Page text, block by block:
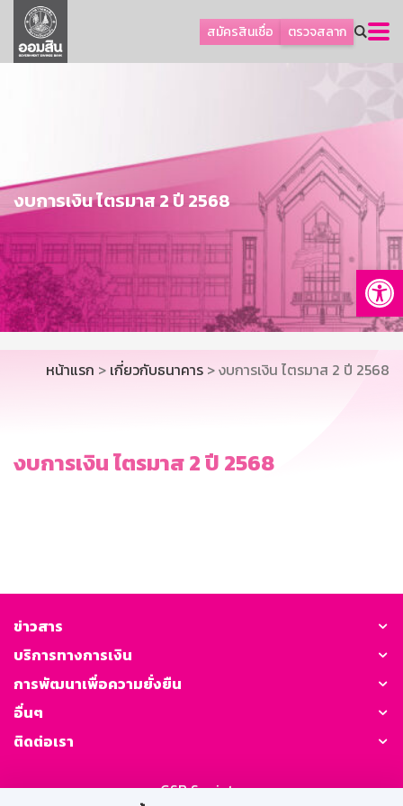
สมัครสินเชื่อ ตรวจสลาก
ลูกค้าธุรกิจ
ลูกค้าผู้ประกอบรายย่อย
การพัฒนาที่ยั่งยืน
ข่าวสาร
บริการทางการเงิน
อื่นๆ
ติดต่อเรา
บริการออนไลน์
TH
EN
งบการเงิน ไตรมาส 2 ปี 2568
หน้าแรก > เกี่ยวกับธนาคาร > งบการเงิน ไตรมาส 2 ปี 2568
งบการเงิน ไตรมาส 2 ปี 2568
ข่าวสาร
บริการทางการเงิน
การพัฒนาเพื่อความยั่งยืน
อื่นๆ
ติดต่อเรา
GSB Society: